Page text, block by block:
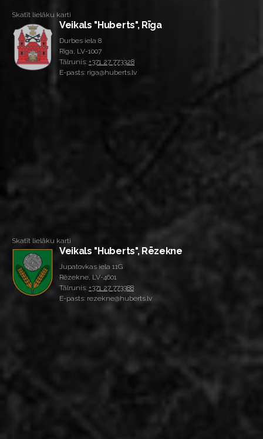
Skatīt lielāku karti
Veikals "Huberts", Rīga
Durbes iela 8
Rīga, LV-1007
Tālrunis: +371 27 773328
E-pasts: riga@huberts.lv
Skatīt lielāku karti
Veikals "Huberts", Rēzekne
Jupatovkas iela 11G
Rēzekne, LV-4601
Tālrunis: +371 27 773388
E-pasts: rezekne@huberts.lv